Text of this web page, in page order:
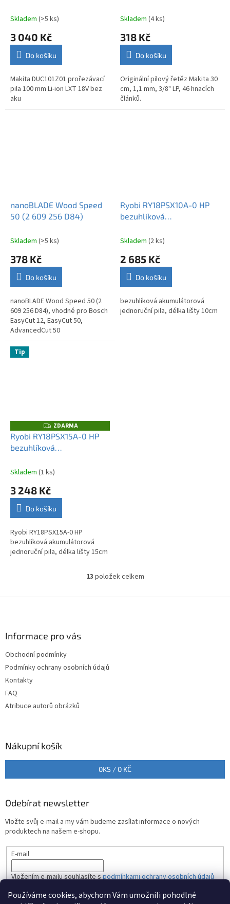
Používáme cookies, abychom Vám umožnili pohodlné
Skladem (>5 ks)
3 040 Kč
Do košíku
Makita DUC101Z01 prořezávací
pila 100 mm Li-ion LXT 18V bez
aku
Skladem (4 ks)
318 Kč
Do košíku
Originální pilový řetěz Makita 30
cm, 1,1 mm, 3/8" LP, 46 hnacích
článků.
nanoBLADE Wood Speed
50 (2 609 256 D84)
Skladem (>5 ks)
378 Kč
Do košíku
nanoBLADE Wood Speed 50 (2
609 256 D84), vhodné pro Bosch
EasyCut 12, EasyCut 50,
AdvancedCut 50
Ryobi RY18PSX10A-0 HP
bezuhlíková
pila, délka lišty 10cm
Skladem (2 ks)
2 685 Kč
Do košíku
bezuhlíková akumulátorová
jednoruční pila, délka lišty 10cm
Tip
Z
D
A
R
ZDARMA
Ryobi RY18PSX15A-0 HP
bezuhlíková
pila, délka lišty 15cm
Skladem (1 ks)
3 248 Kč
Do košíku
Ryobi RY18PSX15A-0 HP
bezuhlíková akumulátorová
jednoruční pila, délka lišty 15cm
O
l
13 položek celkem
Informace pro vás
Obchodní podmínky
Podmínky ochrany osobních údajů
Kontakty
FAQ
Atribuce autorů obrázků
Nákupní košík
0KS / 0 KČ
Odebírat newsletter
Vložte svůj e-mail a my vám budeme zasílat informace o nových
produktech na našem e-shopu.
E-mail
Vložením e-mailu souhlasíte spodmínkami ochrany osobních údajů
PŘIHLÁSIT SE